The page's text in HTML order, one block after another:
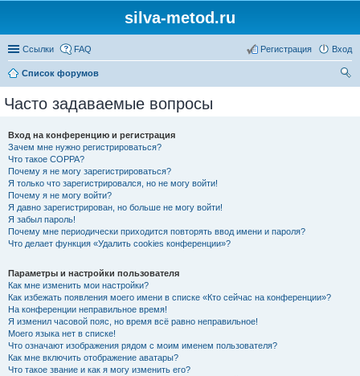
silva-metod.ru
Ссылки FAQ Вход
Регистрация
Список форумов
Часто задаваемые вопросы
Вход на конференцию и регистрация
Зачем мне нужно регистрироваться?
Что такое COPPA?
Почему я не могу зарегистрироваться?
Я только что зарегистрировался, но не могу войти!
Почему я не могу войти?
Я давно зарегистрирован, но больше не могу войти!
Я забыл пароль!
Почему мне периодически приходится повторять ввод имени и пароля?
Что делает функция «Удалить cookies конференции»?
Параметры и настройки пользователя
Как мне изменить мои настройки?
Как избежать появления моего имени в списке «Кто сейчас на конференции»?
На конференции неправильное время!
Я изменил часовой пояс, но время всё равно неправильное!
Моего языка нет в списке!
Что означают изображения рядом с моим именем пользователя?
Как мне включить отображение аватары?
Что такое звание и как я могу изменить его?